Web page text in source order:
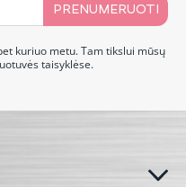
PRENUMERUOTI
kuriuo metu. Tam tikslui mūsų
taisyklėse.